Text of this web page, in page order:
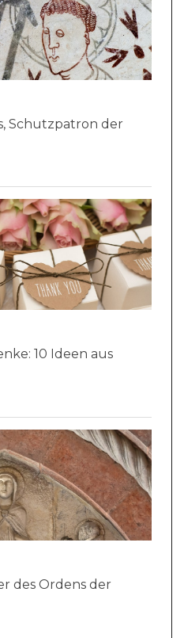
Schutzpatron der
10 Ideen aus
des Ordens der